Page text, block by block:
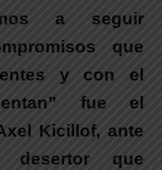
a seguir
que
y con el
fue el
Kicillof, ante
desertor que